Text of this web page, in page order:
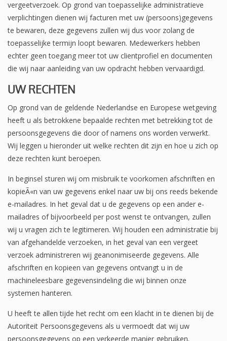
vergeetverzoek. Op grond van toepasselijke administratieve
verplichtingen dienen wij facturen met uw (persoons)gegevens
te bewaren, deze gegevens zullen wij dus voor zolang de
toepasselijke termijn loopt bewaren. Medewerkers hebben
echter geen toegang meer tot uw clientprofiel en documenten
die wij naar aanleiding van uw opdracht hebben vervaardigd.
UW RECHTEN
Op grond van de geldende Nederlandse en Europese wetgeving
heeft u als betrokkene bepaalde rechten met betrekking tot de
persoonsgegevens die door of namens ons worden verwerkt.
Wij leggen u hieronder uit welke rechten dit zijn en hoe u zich op
deze rechten kunt beroepen.
In beginsel sturen wij om misbruik te voorkomen afschriften en
kopieÃ«n van uw gegevens enkel naar uw bij ons reeds bekende
e-mailadres. In het geval dat u de gegevens op een ander e-
mailadres of bijvoorbeeld per post wenst te ontvangen, zullen
wij u vragen zich te legitimeren. Wij houden een administratie bij
van afgehandelde verzoeken, in het geval van een vergeet
verzoek administreren wij geanonimiseerde gegevens. Alle
afschriften en kopieen van gegevens ontvangt u in de
machineleesbare gegevensindeling die wij binnen onze
systemen hanteren.
U heeft te allen tijde het recht om een klacht in te dienen bij de
Autoriteit Persoonsgegevens als u vermoedt dat wij uw
persoonsgegevens op een verkeerde manier gebruiken.